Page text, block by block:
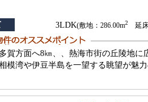
3LDK(敷地：286.00m2 延床
賀方面へ8㎞、、熱海市街の丘陵地
模湾や伊豆半島を一望する眺望が魅